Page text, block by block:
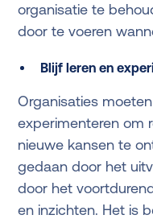
organisatie te
door te voeren
Blijf leren en
Organisaties
experimenteren om
nieuwe kansen te
gedaan door het
door het
en inzichten. Het is